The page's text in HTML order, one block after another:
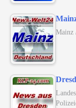
Mainz